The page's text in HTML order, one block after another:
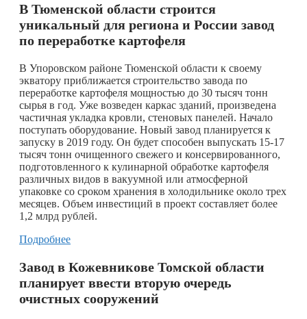
В Тюменской области строится
уникальный для региона и России завод
по переработке картофеля
В Упоровском районе Тюменской области к своему
экватору приближается строительство завода по
переработке картофеля мощностью до 30 тысяч тонн
сырья в год. Уже возведен каркас зданий, произведена
частичная укладка кровли, стеновых панелей. Начало
поступать оборудование. Новый завод планируется к
запуску в 2019 году. Он будет способен выпускать 15-17
тысяч тонн очищенного свежего и консервированного,
подготовленного к кулинарной обработке картофеля
различных видов в вакуумной или атмосферной
упаковке со сроком хранения в холодильнике около трех
месяцев. Объем инвестиций в проект составляет более
1,2 млрд рублей.
Подробнее
Завод в Кожевникове Томской области
планирует ввести вторую очередь
очистных сооружений